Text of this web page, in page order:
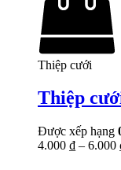
Thiệp cưới
Thiệp
Được xếp hạng
4.000 ₫ – 6.000